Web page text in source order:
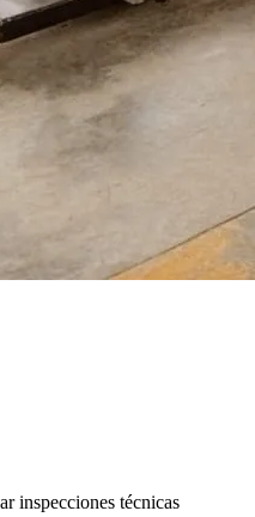
inspecciones técnicas